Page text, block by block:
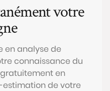
votre
en analyse de
connaissance du
en
de votre